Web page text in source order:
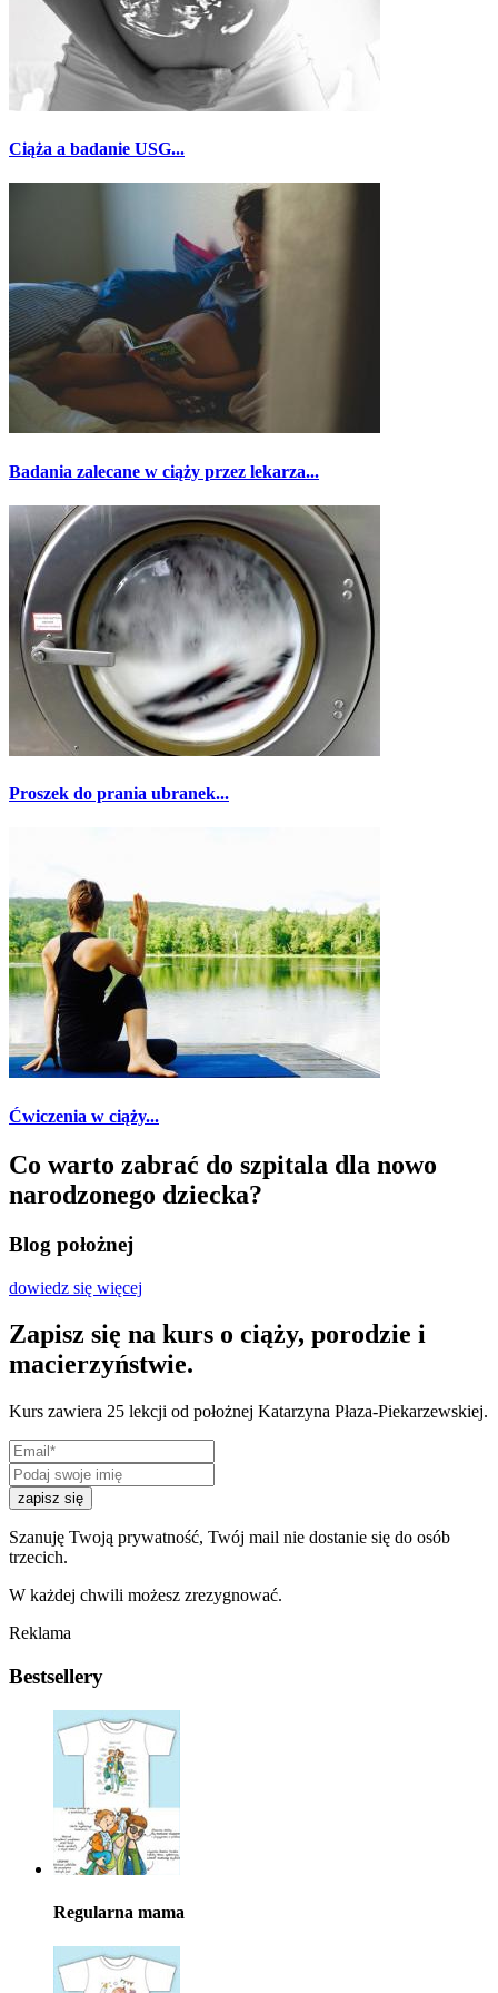
Ciąża a badanie USG...
Badania zalecane w ciąży przez lekarza...
Proszek do prania ubranek...
Ćwiczenia w ciąży...
Co warto zabrać do szpitala dla nowo
narodzonego dziecka?
Blog położnej
dowiedz się więcej
Zapisz się na kurs o ciąży, porodzie i
macierzyństwie.
Kurs zawiera 25 lekcji od położnej Katarzyna Płaza-Piekarzewskiej.
zapisz się
Szanuję Twoją prywatność, Twój mail nie dostanie się do osób
trzecich.
W każdej chwili możesz zrezygnować.
Reklama
Bestsellery
Regularna mama